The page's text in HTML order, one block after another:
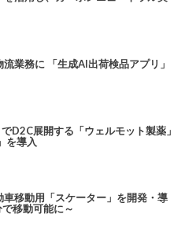
業務に 「生成AI出荷検品アプリ」
D2C展開する「ウェルモット製薬」
を導入
移動用「スケーター」を開発・導
移動可能に～